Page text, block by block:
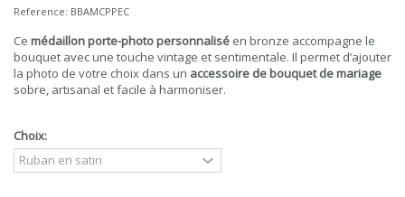
Reference: BBAMCPPEC
Ce médaillon porte-photo personnalisé en bronze accompagne le
bouquet avec une touche vintage et sentimentale. Il permet d’ajouter
la photo de votre choix dans un accessoire de bouquet de mariage
sobre, artisanal et facile à harmoniser.
Choix: